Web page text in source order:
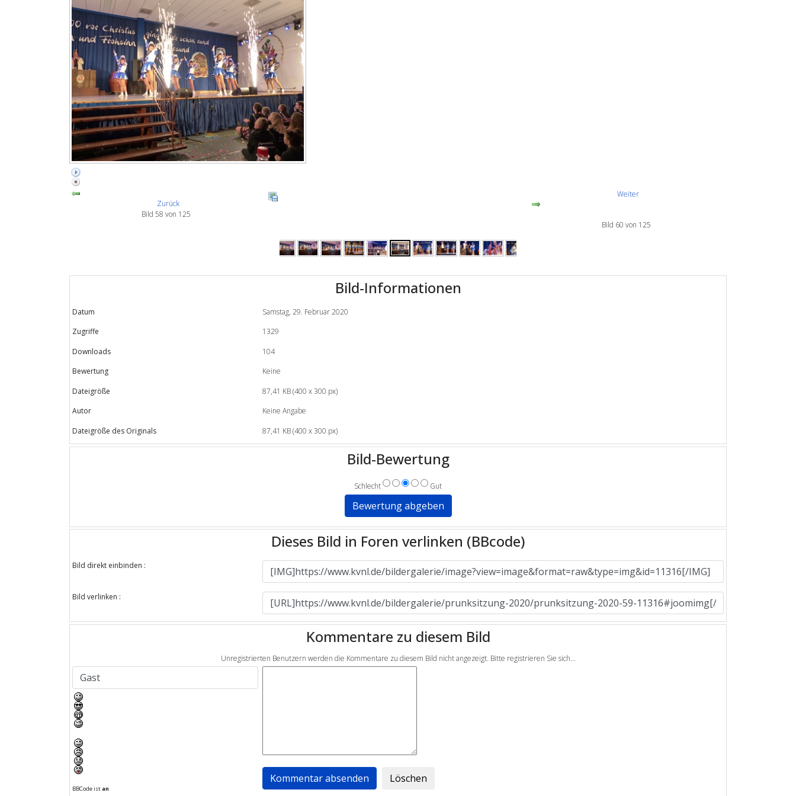
Zurück
Bild 58 von 125
Weiter
Bild 60 von 125
Bild-Informationen
Datum
Samstag, 29. Februar 2020
Zugriffe
1329
Downloads
104
Bewertung
Keine
Dateigröße
87,41 KB (400 x 300 px)
Autor
Keine Angabe
Dateigröße des Originals
87,41 KB (400 x 300 px)
Bild-Bewertung
Schlecht Gut
Dieses Bild in Foren verlinken (BBcode)
Bild direkt einbinden :
Bild verlinken :
Kommentare zu diesem Bild
Unregistrierten Benutzern werden die Kommentare zu diesem Bild nicht angezeigt. Bitte registrieren Sie sich...
BBCode istan